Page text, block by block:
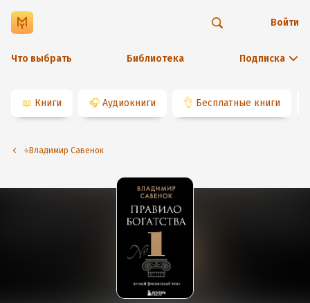
Что выбрать Библиотека Подписка
Войти
📖 Книги 🎧 Аудиокниги 👌 Бесплатные книги
⭐️Владимир Савенок